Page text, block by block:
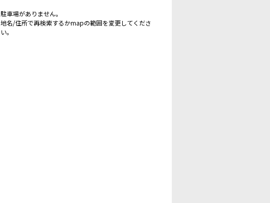
駐車場がありません。
地名/住所で再検索するかmapの範囲を変更してくださ
い。